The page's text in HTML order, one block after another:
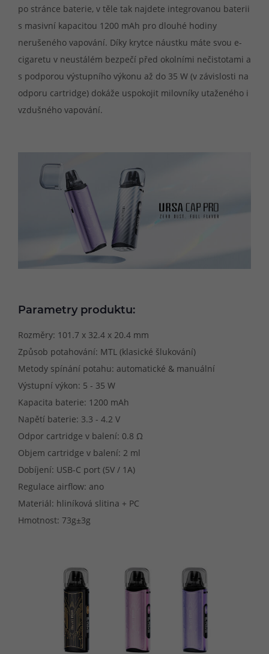
po stránce baterie, v těle tak najdete integrovanou baterii
s masivní kapacitou 1200 mAh pro dlouhé hodiny
nerušeného vapování. Díky krytce náustku máte svou e-
cigaretu v neustálém bezpečí před okolními nečistotami a
s podporou výstupního výkonu až do 35 W (v závislosti na
odporu cartridge) dokáže uspokojit milovníky utaženého i
vzdušného vapování.
Parametry produktu:
Rozměry: 101.7 x 32.4 x 20.4 mm
Způsob potahování: MTL (klasické šlukování)
Metody spínání potahu: automatické & manuální
Výstupní výkon: 5 - 35 W
Kapacita baterie: 1200 mAh
Napětí baterie: 3.3 - 4.2 V
Odpor cartridge v balení: 0.8 Ω
Objem cartridge v balení: 2 ml
Dobíjení: USB-C port (5V / 1A)
Regulace airflow: ano
Materiál: hliníková slitina + PC
Hmotnost: 73g±3g